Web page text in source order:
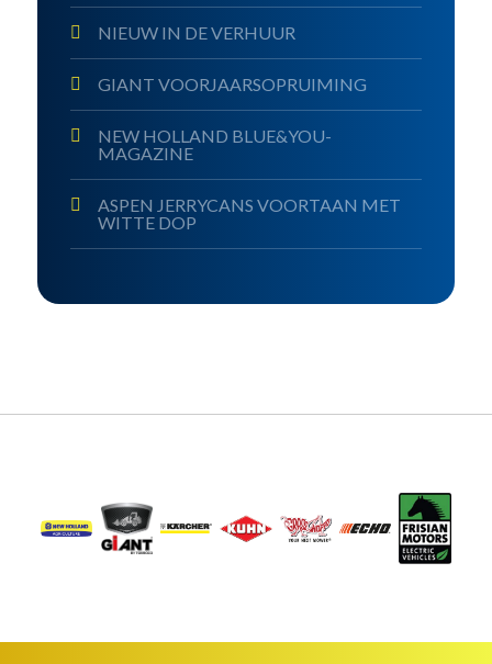
NIEUW IN DE VERHUUR
GIANT VOORJAARSOPRUIMING
NEW HOLLAND BLUE&YOU-
MAGAZINE
ASPEN JERRYCANS VOORTAAN MET
WITTE DOP